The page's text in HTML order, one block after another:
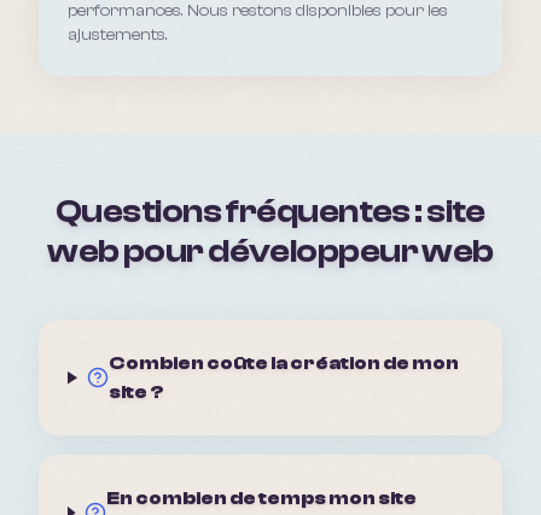
performances. Nous restons disponibles pour les
ajustements.
Questions fréquentes : site
web pourdéveloppeur web
Combien coûte la création de mon
site ?
En combien de temps mon site